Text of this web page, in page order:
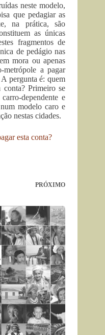
neste modelo,
que pedagiar as
na prática, são
as únicas
fragmentos de
de pedágio nas
mora ou apenas
a pagar
pergunta é: quem
Primeiro se
dependente e
modelo caro e
nestas cidades.
esta conta?
PRÓXIMO